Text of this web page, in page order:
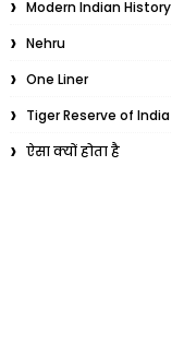
Modern Indian History
Nehru
One Liner
Tiger Reserve of India
ऐसा क्यों होता है